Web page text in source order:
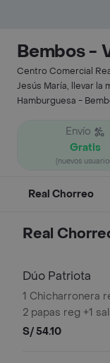
Bembos -
Centro Comercial
Jesús María, llevar la
Hamburguesa -
Envío
Gratis
(nuevos
Real Chorreo
Real
Dúo Patriota
1 Chicharronera
2 papas reg +1
S/ 54.10